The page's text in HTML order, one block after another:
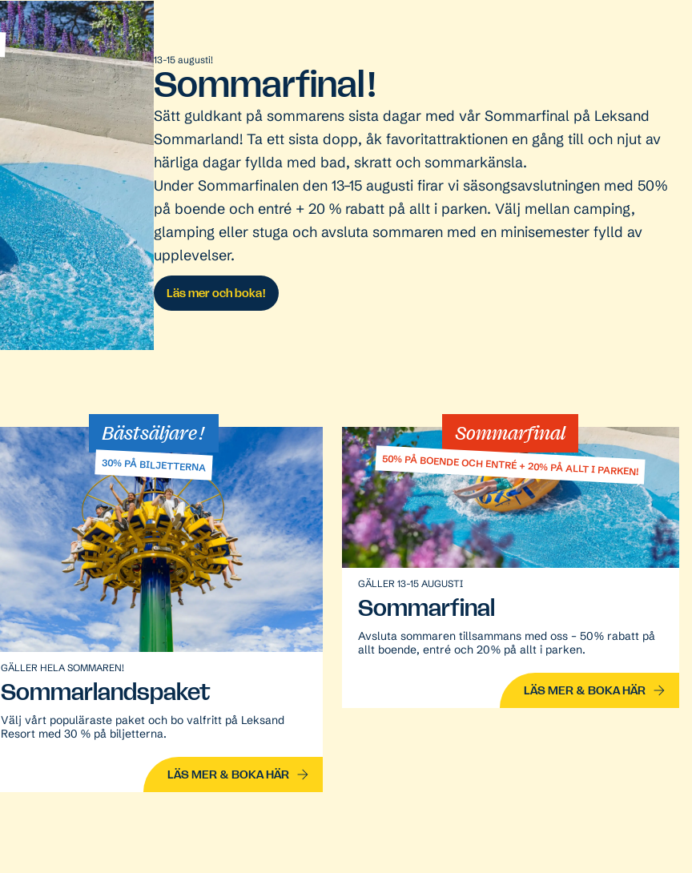
13-15 augusti!
Sommarfinal!
Sätt guldkant på sommarens sista dagar med vår Sommarfinal på Leksand
Sommarland! Ta ett sista dopp, åk favoritattraktionen en gång till och njut av
härliga dagar fyllda med bad, skratt och sommarkänsla.
Under Sommarfinalen den 13–15 augusti firar vi säsongsavslutningen med 50%
på boende och entré + 20 % rabatt på allt i parken. Välj mellan camping,
glamping eller stuga och avsluta sommaren med en minisemester fylld av
upplevelser.
Läs mer och boka!
Bästsäljare!
30% PÅ BILJETTERNA
GÄLLER HELA SOMMAREN!
Sommarlandspaket
Välj vårt populäraste paket och bo valfritt på Leksand
Resort med 30 % på biljetterna.
LÄS MER & BOKA HÄR
Sommarfinal
50% PÅ BOENDE OCH ENTRÉ + 20% PÅ ALLT I PARKEN!
GÄLLER 13-15 AUGUSTI
Sommarfinal
Avsluta sommaren tillsammans med oss – 50% rabatt på
allt boende, entré och 20% på allt i parken.
LÄS MER & BOKA HÄR